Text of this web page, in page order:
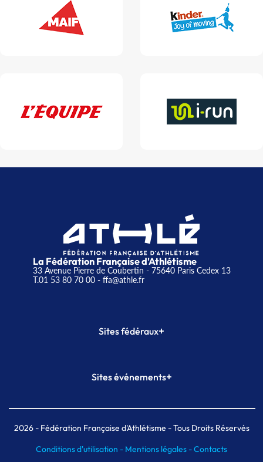
La Fédération Française d'Athlétisme
33 Avenue Pierre de Coubertin - 75640 Paris Cedex 13
T.01 53 80 70 00- ffa@athle.fr
Sites fédéraux+
Plateforme Formation
Sites événements+
Meeting de Paris indoor
MAIF Ekiden de Paris
2026- Fédération Française d'Athlétisme - Tous Droits Réservés
Conditions d'utilisation - Mentions légales -Contacts